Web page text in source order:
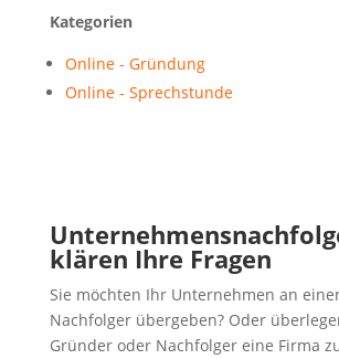
Kategorien
Online - Gründung
Online - Sprechstunde
klären Ihre Fragen
Sie möchten Ihr Unternehmen an
Nachfolger übergeben? Oder
Gründer oder Nachfolger eine Firma